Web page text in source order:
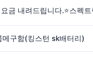
구함(킹스턴 sk배터리)